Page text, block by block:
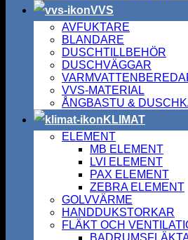
VVS
AVFUKTARE
BLANDARE
DUSCHTILLBEHÖR
DUSCHVÄGGAR
VVS-MATERIAL
ÅNGBASTU &
KLIMAT
ELEMENT
MB ELEMENT
LVI ELEMENT
PAX ELEMENT
ZEBRA ELEMENT
GOLVVÄRME
HANDDUKSTORKAR
FLÄKT OCH